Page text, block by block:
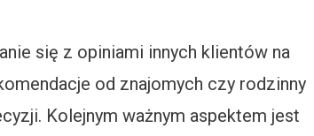
się z opiniami innych klientów na
od znajomych czy rodzinny
Kolejnym ważnym aspektem jest